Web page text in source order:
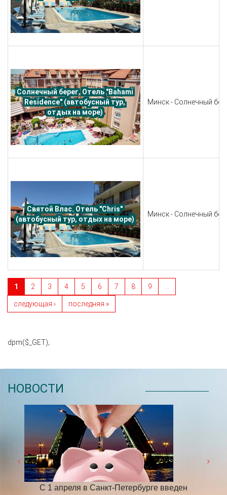
Солнечный берег. Отель "Bahami
Residence" (автобусный тур,
отдых на море)
Минск - Солнечный
Святой Влас. Отель "Chris"
(автобусный тур, отдых на море)
Минск - Солнечный
Страницы
1 2 3 4 5 6 7 8 9
следующая › последняя »
dpm($_GET);
НОВОСТИ
С 1 апреля в Санкт-Петербурге введен